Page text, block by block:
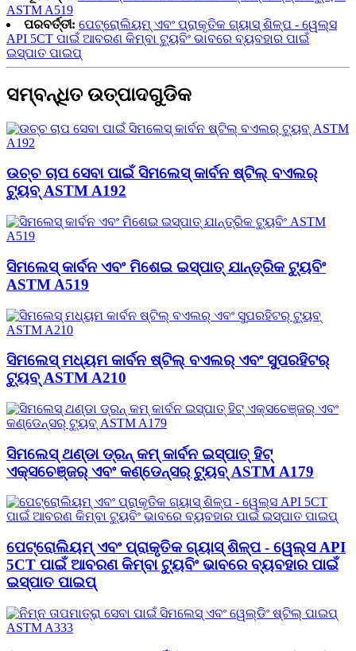
ASTM A519
ପରବର୍ତ୍ତୀ: ପେଟ୍ରୋଲିୟମ୍ ଏବଂ ପ୍ରାକୃତିକ ଗ୍ୟାସ୍ ଶିଳ୍ପ - ୱେଲ୍ସ
API 5CT ପାଇଁ ଆବରଣ କିମ୍ବା ଟ୍ୟୁବିଂ ଭାବରେ ବ୍ୟବହାର ପାଇଁ
ଇସ୍ପାତ ପାଇପ୍
ସମ୍ବନ୍ଧିତ ଉତ୍ପାଦଗୁଡିକ
ଉଚ୍ଚ ଚାପ ସେବା ପାଇଁ ସିମଲେସ୍ କାର୍ବନ ଷ୍ଟିଲ୍ ବଏଲର୍
ଟ୍ୟୁବ୍ ASTM A192
ସିମଲେସ୍ କାର୍ବନ ଏବଂ ମିଶେଇ ଇସ୍ପାତ୍ ଯାନ୍ତ୍ରିକ ଟ୍ୟୁବିଂ
ASTM A519
ସିମଲେସ୍ ମଧ୍ୟମ କାର୍ବନ ଷ୍ଟିଲ୍ ବଏଲର୍ ଏବଂ ସୁପରହିଟର୍
ଟ୍ୟୁବ୍ ASTM A210
ସିମଲେସ୍ ଥଣ୍ଡା ଡ୍ରନ୍ କମ୍ କାର୍ବନ ଇସ୍ପାତ୍ ହିଟ୍
ଏକ୍ସଚେଞ୍ଜର୍ ଏବଂ କଣ୍ଡେନ୍ସର୍ ଟ୍ୟୁବ୍ ASTM A179
ପେଟ୍ରୋଲିୟମ୍ ଏବଂ ପ୍ରାକୃତିକ ଗ୍ୟାସ୍ ଶିଳ୍ପ - ୱେଲ୍ସ API
5CT ପାଇଁ ଆବରଣ କିମ୍ବା ଟ୍ୟୁବିଂ ଭାବରେ ବ୍ୟବହାର ପାଇଁ
ଇସ୍ପାତ ପାଇପ୍